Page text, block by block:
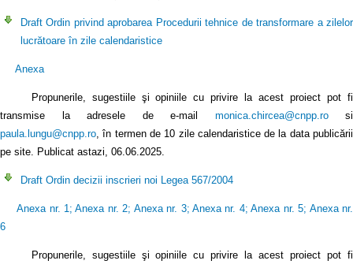
Draft Ordin privind aprobarea Procedurii tehnice de transformare a zilelor
lucrătoare în zile calendaristice
Anexa
Propunerile, sugestiile şi opiniile cu privire la acest proiect pot fi
transmise la adresele de e-mail monica.chircea@cnpp.rosi
paula.lungu@cnpp.ro , în termen de 10 zile calendaristice de la data publicării
pe site. Publicat astazi, 06.06.2025.
Draft Ordin decizii inscrieri noi Legea 567/2004
Anexa nr. 1 ;Anexa nr. 2; Anexa nr. 3;Anexa nr. 4;Anexa nr. 5; Anexa nr.
6
Propunerile, sugestiile şi opiniile cu privire la acest proiect pot fi